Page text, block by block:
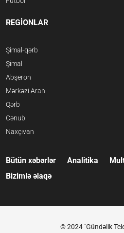
REGİONLAR
Şimal-qərb
Şimal
Abşeron
Mərkəzi Aran
Qərb
Cənub
Naxçıvan
Bütün xəbərlər Analitika
Bizimlə əlaqə
© 2024 "Gündəlik